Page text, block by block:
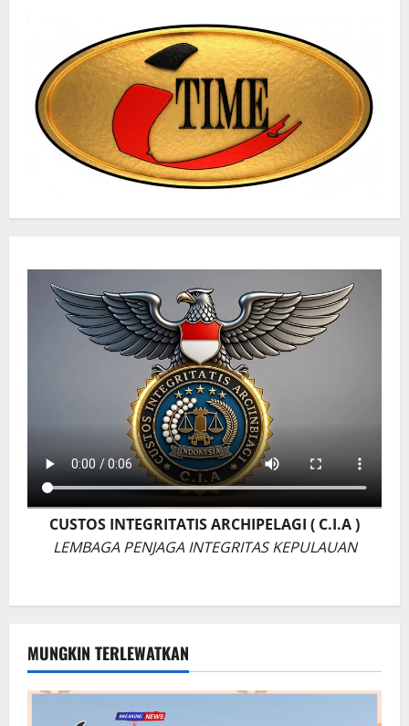
CUSTOS INTEGRITATIS ARCHIPELAGI ( C.I.A )
LEMBAGA PENJAGA INTEGRITAS KEPULAUAN
MUNGKIN TERLEWATKAN